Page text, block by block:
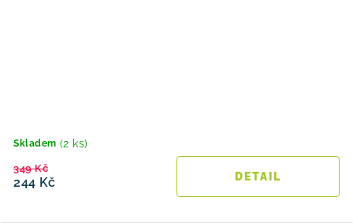
Skladem (2 ks)
244 Kč
349 Kč